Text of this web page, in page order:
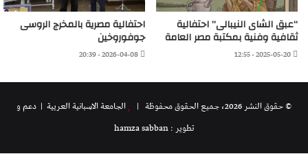
“عبق الشاى النيبالى” احتفالية
ثقافية وفنية بمكتبة مصر العامة
2025-05-20 - 12:55
احتفالية مصرية بالمخرج الروسى
جوفوروخين
2026-04-08 - 20:39
© حقوق النشر 2026، جميع الحقوق محفوظة | الجامعة الاسبانية العريية | دعم و
تطوير : hamza sabban